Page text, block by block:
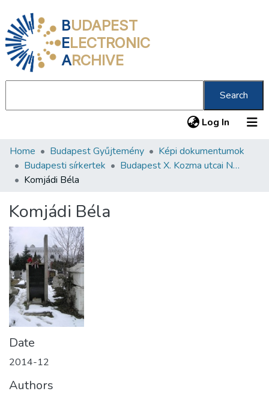
BUDAPEST
ELECTRONIC
ARCHIVE
Search
Log In (current)
Communities & Collections
All of DSpace
About us
Home Budapest Gyűjtemény
Képi dokumentumok
Budapesti sírkertek
Budapest X. Kozma utcai Neológ Zsidó Temető
Komjádi Béla
Komjádi Béla
Date
2014-12
Authors